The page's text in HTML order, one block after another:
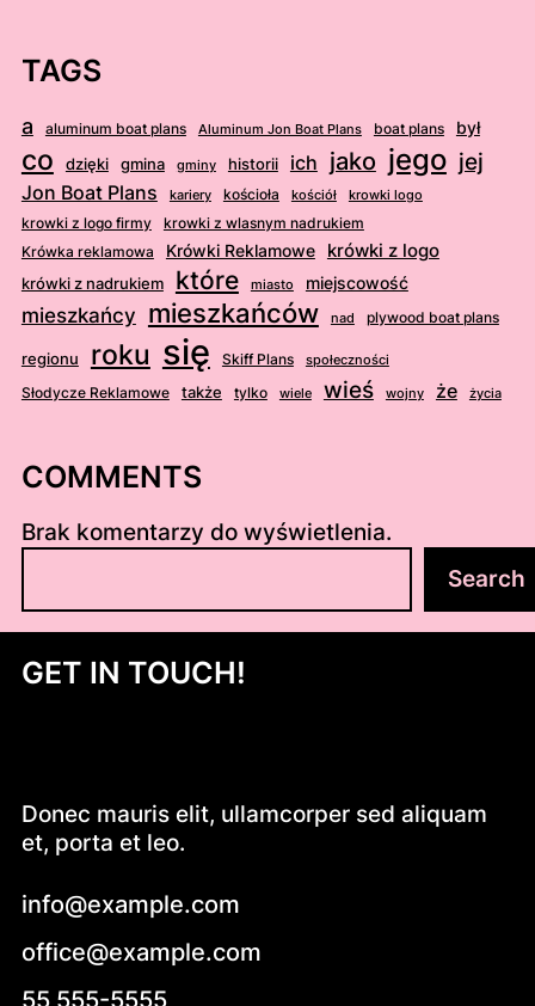
TAGS
a aluminum boat plans Aluminum Jon Boat Plans boat plans był
co dzięki gmina gminy historii ich jako jego jej
Jon Boat Plans kariery kościoła kościół krowki logo
krowki z logo firmy
krowki z wlasnym nadrukiem
Krówka reklamowa
Krówki Reklamowe krówki z logo
krówki z nadrukiem które miasto miejscowość
mieszkańcy mieszkańców nad plywood boat plans
regionu roku się Skiff Plans społeczności
Słodycze Reklamowe także tylko wiele wieś wojny że życia
COMMENTS
Brak komentarzy do wyświetlenia.
u
a
Search
GET IN TOUCH!
Donec mauris elit, ullamcorper sed aliquam
et, porta et leo.
info@example.com
office@example.com
55 555-5555